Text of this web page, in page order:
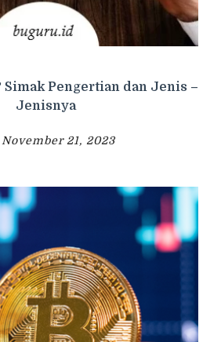
Pengertian dan Jenis –
Jenisnya
November 21, 2023